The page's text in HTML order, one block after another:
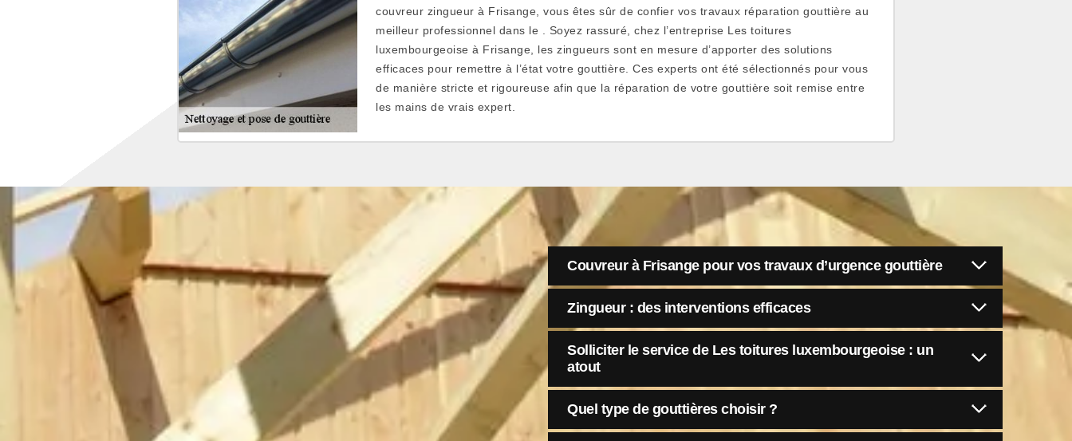
couvreur zingueur à Frisange, vous êtes sûr de confier vos travaux réparation gouttière au
meilleur professionnel dans le . Soyez rassuré, chez l’entreprise Les toitures
luxembourgeoise à Frisange, les zingueurs sont en mesure d’apporter des solutions
efficaces pour remettre à l’état votre gouttière. Ces experts ont été sélectionnés pour vous
de manière stricte et rigoureuse afin que la réparation de votre gouttière soit remise entre
les mains de vrais expert.
Couvreur à Frisange pour vos travaux d’urgence gouttière
Zingueur : des interventions efficaces
Solliciter le service de Les toitures luxembourgeoise : un
atout
Quel type de gouttières choisir ?